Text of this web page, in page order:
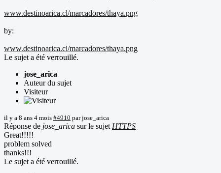
www.destinoarica.cl/marcadores/thaya.png
by:
www.destinoarica.cl/marcadores/thaya.png
Le sujet a été verrouillé.
jose_arica
Auteur du sujet
Visiteur
il y a 8 ans 4 mois #4910 parjose_arica
Réponse de jose_arica sur le sujet HTTPS
Great!!!!!
problem solved
thanks!!!
Le sujet a été verrouillé.